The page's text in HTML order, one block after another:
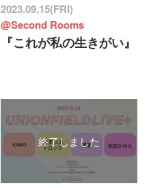
2023.09.15(FRI)
@Second Rooms
『これが私の生きがい』
終了しました